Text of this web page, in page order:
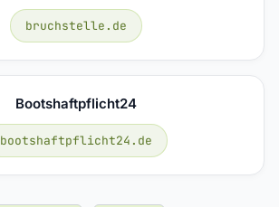
bruchstelle.de
Bootshaftpflicht24
bootshaftpflicht24.de